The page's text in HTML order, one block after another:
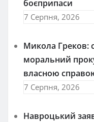
боєприпаси
7 Серпня, 2026
Микола Греков:
моральний
власною
7 Серпня, 2026
Навроцький